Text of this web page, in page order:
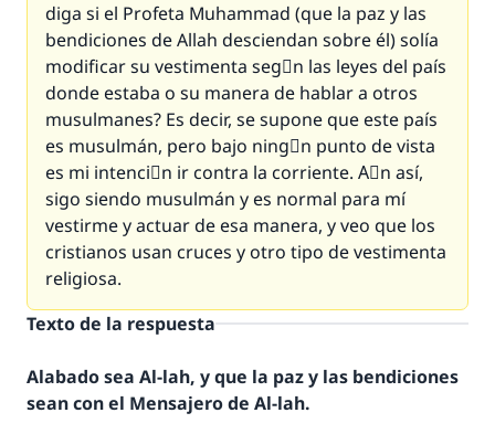
diga si el Profeta Muhammad (que la paz y las
bendiciones de Allah desciendan sobre él) solía
modificar su vestimenta segْn las leyes del país
donde estaba o su manera de hablar a otros
musulmanes? Es decir, se supone que este país
es musulmán, pero bajo ningْn punto de vista
es mi intenciَn ir contra la corriente. Aْn así,
sigo siendo musulmán y es normal para mí
vestirme y actuar de esa manera, y veo que los
cristianos usan cruces y otro tipo de vestimenta
religiosa.
Texto de la respuesta
Alabado sea Al-lah, y que la paz y las bendiciones
sean con el Mensajero de Al-lah.